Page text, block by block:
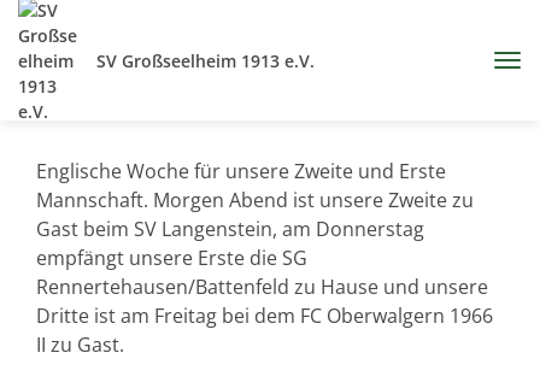
SV Großseelheim 1913 e.V.
Englische Woche für unsere Zweite und Erste
Mannschaft. Morgen Abend ist unsere Zweite zu
Gast beim SV Langenstein, am Donnerstag
empfängt unsere Erste die SG
Rennertehausen/Battenfeld zu Hause und unsere
Dritte ist am Freitag bei dem FC Oberwalgern 1966
II zu Gast.